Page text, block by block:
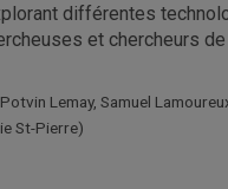
différentes
et chercheurs de
Lemay, Samuel
St-Pierre)